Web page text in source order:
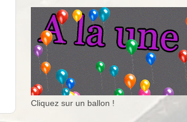
Cliquez sur un ballon !